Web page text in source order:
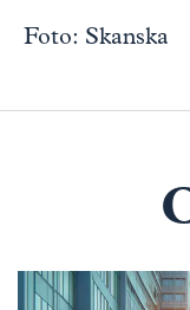
Foto: Skanska